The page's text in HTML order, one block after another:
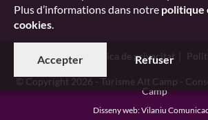
Plus d’informations dans notre politique
cookies.
Accepter Refuser
Avís legal Política de privacitat
© Copyright 2026 - Turisme Alt Camp -
Camp
Disseny web:Vilaniu